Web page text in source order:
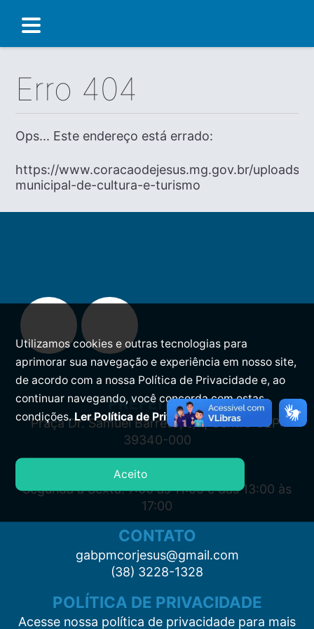
Erro 404
Ops... Este endereço está errado:
https://www.coracaodejesus.mg.gov.br/uploads/
municipal-de-cultura-e-turismo
PREFEITURA
Praça Dr. Samuel Barreto, s/n, Centro CEP:
39340-000
ATENDIMENTO
Segunda à Sexta: 7:00 às 11:00 e das 13:00 às
17:00
CONTATO
gabpmcorjesus@gmail.com
(38) 3228-1328
POLÍTICA DE PRIVACIDADE
Acesse nossa política de privacidade para mais
Utilizamos cookies e outras tecnologias para
aprimorar sua navegação e experiência em nosso site,
de acordo com a nossa Política de Privacidade e, ao
continuar navegando, você concorda com estas
condições.Ler Política de Privacidade.
Aceito